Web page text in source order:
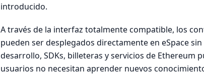
introducido.
A través de la interfaz totalmente compatible, los
pueden ser desplegados directamente en eSpace
desarrollo, SDKs, billeteras y servicios de Ethereum
usuarios no necesitan aprender nuevos